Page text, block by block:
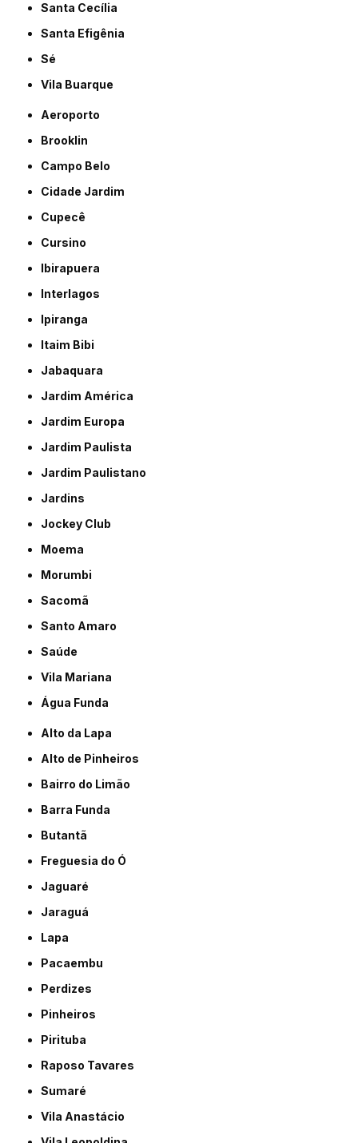
Santa Cecília
Santa Efigênia
Sé
Vila Buarque
Aeroporto
Brooklin
Campo Belo
Cidade Jardim
Cupecê
Cursino
Ibirapuera
Interlagos
Ipiranga
Itaim Bibi
Jabaquara
Jardim América
Jardim Europa
Jardim Paulista
Jardim Paulistano
Jardins
Jockey Club
Moema
Morumbi
Sacomã
Santo Amaro
Saúde
Vila Mariana
Água Funda
Alto da Lapa
Alto de Pinheiros
Bairro do Limão
Barra Funda
Butantã
Freguesia do Ó
Jaguaré
Jaraguá
Lapa
Pacaembu
Perdizes
Pinheiros
Pirituba
Raposo Tavares
Sumaré
Vila Anastácio